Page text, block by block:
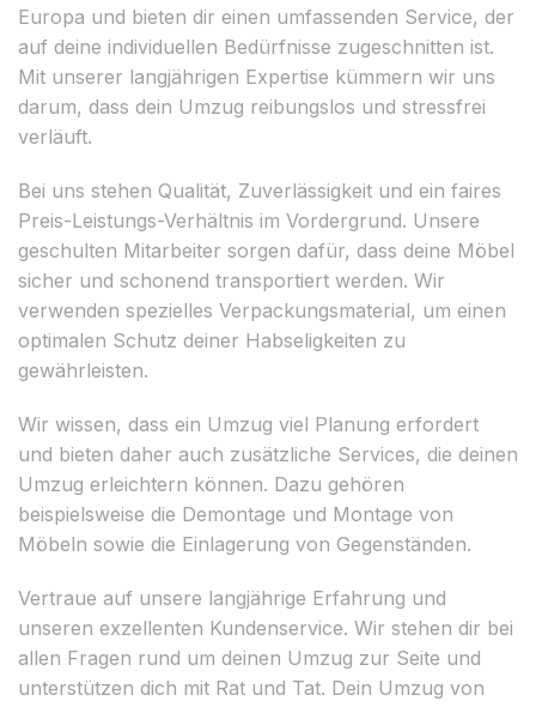
Europa und bieten dir einen umfassenden Service, der
auf deine individuellen Bedürfnisse zugeschnitten ist.
Mit unserer langjährigen Expertise kümmern wir uns
darum, dass dein Umzug reibungslos und stressfrei
verläuft.
Bei uns stehen Qualität, Zuverlässigkeit und ein faires
Preis-Leistungs-Verhältnis im Vordergrund. Unsere
geschulten Mitarbeiter sorgen dafür, dass deine Möbel
sicher und schonend transportiert werden. Wir
verwenden spezielles Verpackungsmaterial, um einen
optimalen Schutz deiner Habseligkeiten zu
gewährleisten.
Wir wissen, dass ein Umzug viel Planung erfordert
und bieten daher auch zusätzliche Services, die deinen
Umzug erleichtern können. Dazu gehören
beispielsweise die Demontage und Montage von
Möbeln sowie die Einlagerung von Gegenständen.
Vertraue auf unsere langjährige Erfahrung und
unseren exzellenten Kundenservice. Wir stehen dir bei
allen Fragen rund um deinen Umzug zur Seite und
unterstützen dich mit Rat und Tat. Dein Umzug von